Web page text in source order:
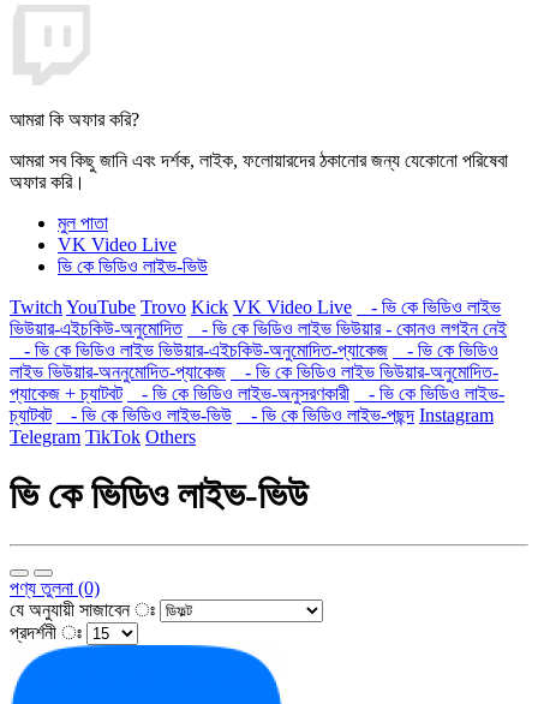
আমরা কি অফার করি?
আমরা সব কিছু জানি এবং দর্শক, লাইক, ফলোয়ারদের ঠকানোর জন্য যেকোনো পরিষেবা
অফার করি।
মুল পাতা
VK Video Live
ভি কে ভিডিও লাইভ-ভিউ
Twitch YouTube Trovo Kick VK Video Live
- ভি কে ভিডিও লাইভ
ভিউয়ার-এইচকিউ-অনুমোদিত
- ভি কে ভিডিও লাইভ ভিউয়ার - কোনও লগইন নেই
- ভি কে ভিডিও লাইভ ভিউয়ার-এইচকিউ-অনুমোদিত-প্যাকেজ
- ভি কে ভিডিও
লাইভ ভিউয়ার-অননুমোদিত-প্যাকেজ
- ভি কে ভিডিও লাইভ ভিউয়ার-অনুমোদিত-
প্যাকেজ + চ্যাটবট
- ভি কে ভিডিও লাইভ-অনুসরণকারী
- ভি কে ভিডিও লাইভ-
চ্যাটবট
- ভি কে ভিডিও লাইভ-ভিউ - ভি কে ভিডিও লাইভ-পছন্দ Instagram
Telegram TikTok Others
ভি কে ভিডিও লাইভ-ভিউ
পণ্য তুলনা (0)
যে অনুযায়ী সাজাবেন ঃ
প্রদর্শনী ঃ